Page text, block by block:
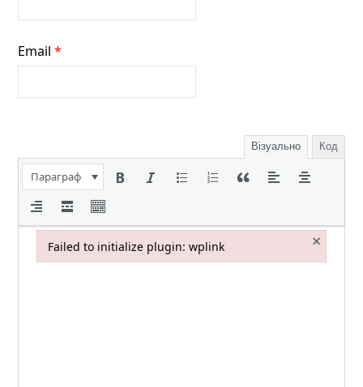
Email*
Візуально Код
Параграф
Failed to initialize plugin: wplink ×
Failed to initialize plugin: wplink